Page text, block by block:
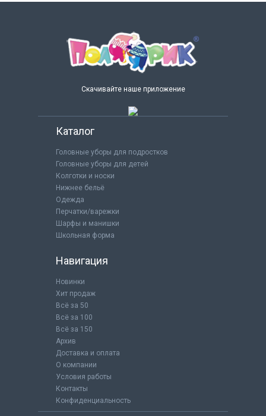
Скачивайте наше приложение
Каталог
Головные уборы для подростков
Головные уборы для детей
Колготки и носки
Нижнее бельё
Одежда
Перчатки/варежки
Шарфы и манишки
Школьная форма
Навигация
Новинки
Хит продаж
Всё за 50
Всё за 100
Всё за 150
Архив
Доставка и оплата
О компании
Условия работы
Контакты
Конфиденциальность